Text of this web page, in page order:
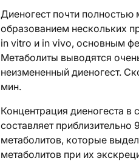
Диеногест почти
образованием нескольких
in vitro и in vivo, основным
Метаболиты выводятся
неизмененный диеногест.
мин.
Концентрация диеногеста
составляет приблизительно
метаболитов, которые
метаболитов при их